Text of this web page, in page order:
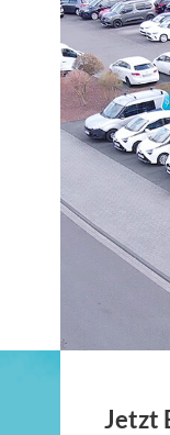
Jetzt